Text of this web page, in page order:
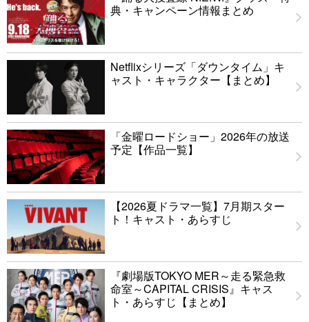
典・キャンペーン情報まとめ
Netflixシリーズ「ダウンタイム」キ
ャスト・キャラクター【まとめ】
「金曜ロードショー」2026年の放送
予定【作品一覧】
【2026夏ドラマ一覧】7月期スター
ト！キャスト・あらすじ
『劇場版TOKYO MER～走る緊急救
命室～CAPITAL CRISIS』キャス
ト・あらすじ【まとめ】